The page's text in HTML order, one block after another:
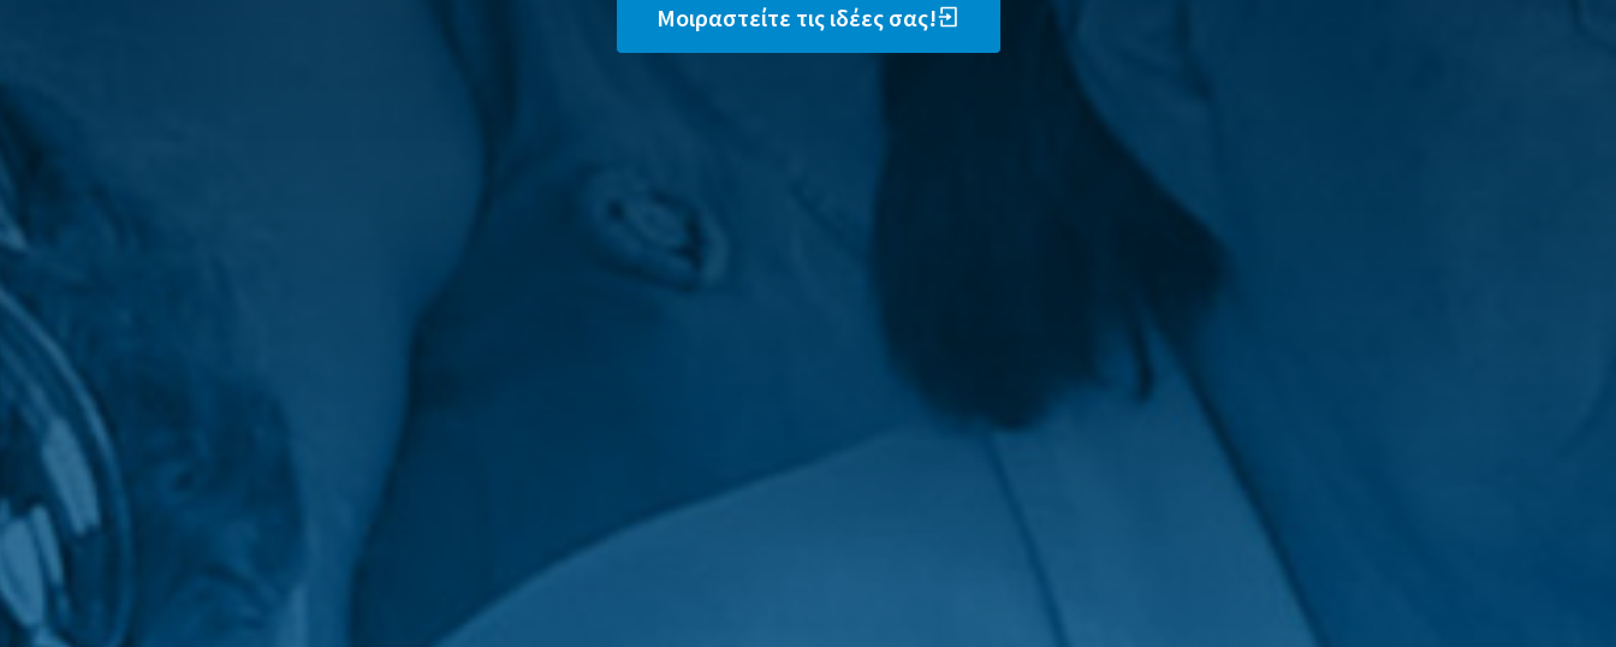
Μοιραστείτε τις ιδέες σας!